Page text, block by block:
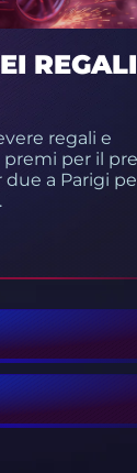
REGALI
regali e
premi per il
a Parigi